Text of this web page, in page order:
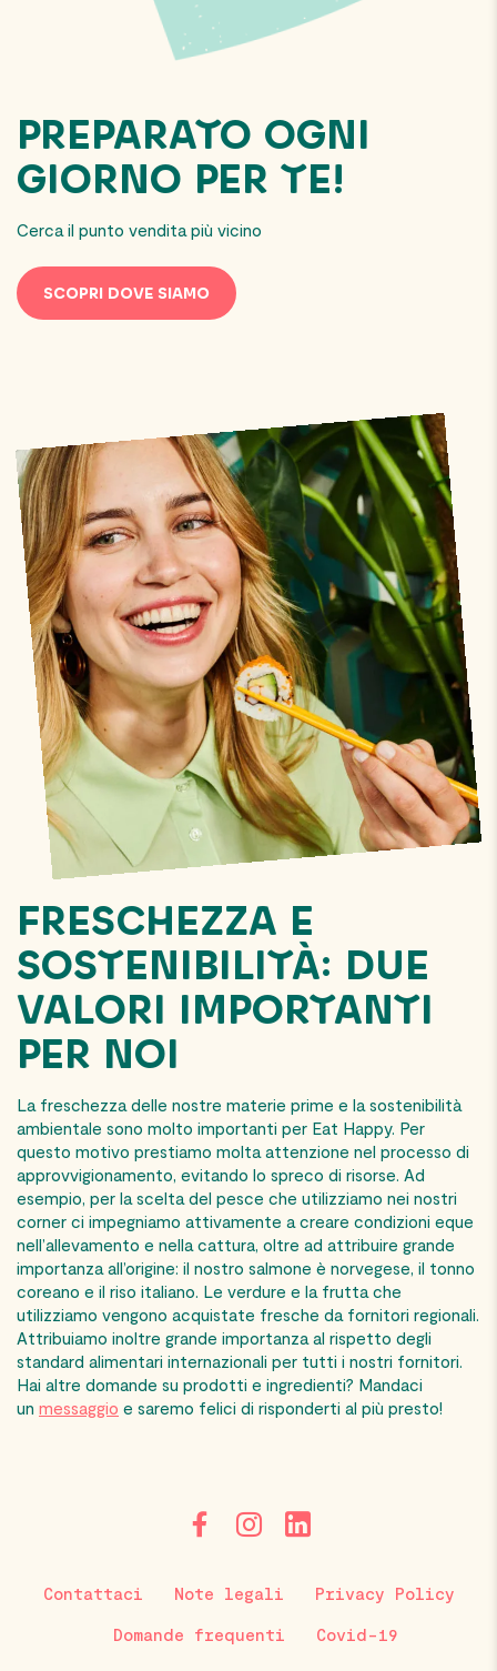
PREPARATO OGNI
GIORNO PER TE!
Cerca il punto vendita più vicino
SCOPRI DOVE SIAMO
FRESCHEZZA E
SOSTENIBILITÀ: DUE
VALORI IMPORTANTI
PER NOI
La freschezza delle nostre materie prime e la sostenibilità
ambientale sono molto importanti per Eat Happy. Per
questo motivo prestiamo molta attenzione nel processo di
approvvigionamento, evitando lo spreco di risorse. Ad
esempio, per la scelta del pesce che utilizziamo nei nostri
corner ci impegniamo attivamente a creare condizioni eque
nell’allevamento e nella cattura, oltre ad attribuire grande
importanza all’origine: il nostro salmone è norvegese, il tonno
coreano e il riso italiano. Le verdure e la frutta che
utilizziamo vengono acquistate fresche da fornitori regionali.
Attribuiamo inoltre grande importanza al rispetto degli
standard alimentari internazionali per tutti i nostri fornitori.
Hai altre domande su prodotti e ingredienti? Mandaci
un messaggio e saremo felici di risponderti al più presto!
Contattaci Note legali Privacy Policy
Domande frequenti Covid-19